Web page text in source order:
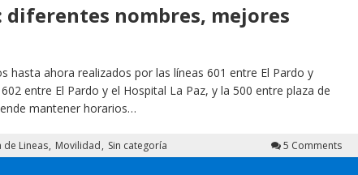
diferentes nombres, mejores
hasta ahora realizados por las líneas 601 entre El Pardo y
entre El Pardo y el Hospital La Paz, y la 500 entre plaza de
mantener horarios…
de Lineas Movilidad Sin categoría 5 Comments